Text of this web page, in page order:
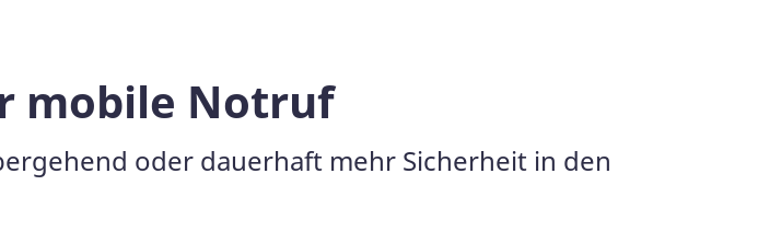
mobile Notruf
oder dauerhaft mehr Sicherheit in den